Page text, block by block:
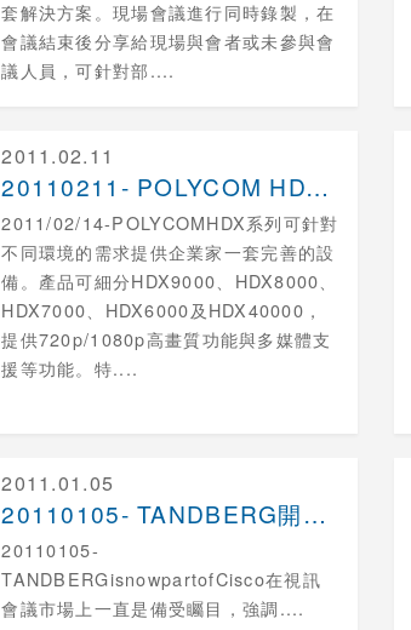
套解決方案。現場會議進行同時錄製，在
會議結束後分享給現場與會者或未參與會
議人員，可針對部....
2011.02.11
20110211- POLYCOM HDX產品成為....
2011/02/14-POLYCOMHDX系列可針對
不同環境的需求提供企業家一套完善的設
備。產品可細分HDX9000、HDX8000、
HDX7000、HDX6000及HDX40000，
提供720p/1080p高畫質功能與多媒體支
援等功能。特....
2011.01.05
20110105- TANDBERG開創網真視訊會....
20110105-
TANDBERGisnowpartofCisco在視訊
會議市場上一直是備受矚目，強調....